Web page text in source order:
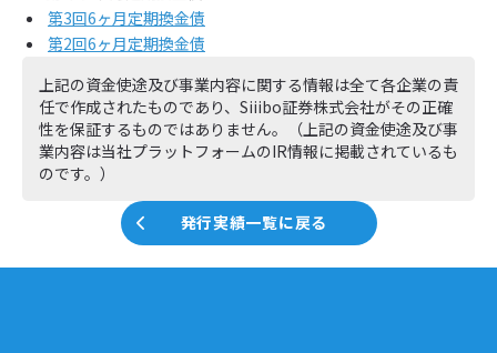
第3回6ヶ月定期換金債
第2回6ヶ月定期換金債
上記の資金使途及び事業内容に関する情報は全て各企業の責
任で作成されたものであり、Siiibo証券株式会社がその正確
性を保証するものではありません。（上記の資金使途及び事
業内容は当社プラットフォームのIR情報に掲載されているも
のです。）
発行実績一覧に戻る